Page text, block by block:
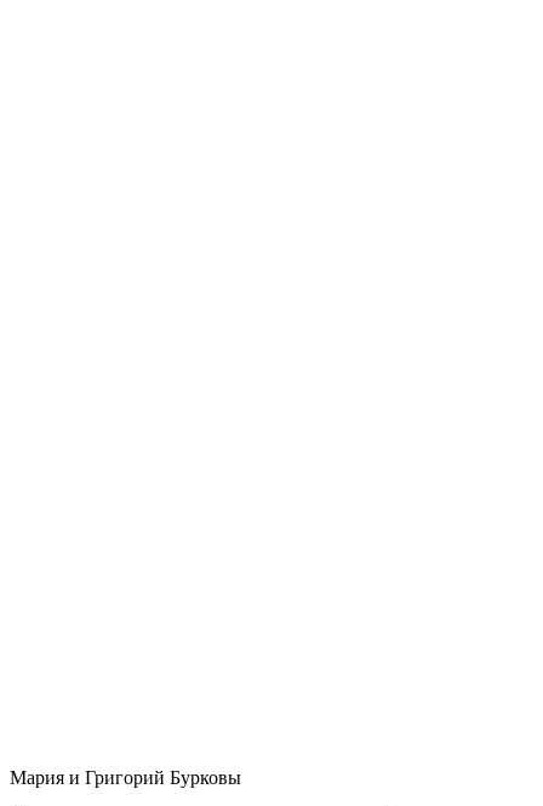
Мария и Григорий Бурковы